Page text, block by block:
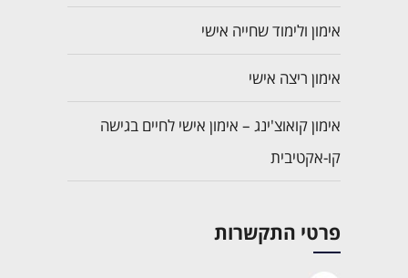
אימון ולימוד שחייה אישי
אימון ריצה אישי
אימון קואוצ'ינג – אימון אישי לחיים בגישה
קו-אקטיבית
פרטי התקשרות